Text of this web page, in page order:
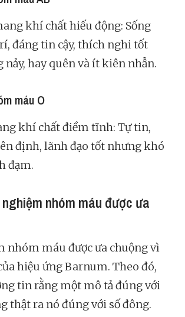
khí chất hiếu động: Sống
đáng tin cậy, thích nghi tốt
nảy, hay quên và ít kiên nhẫn.
máu O
khí chất điềm tĩnh: Tự tin,
định, lãnh đạo tốt nhưng khó
đạm.
nhóm máu được ưa
nhóm máu được ưa chuộng vì
hiệu ứng Barnum. Theo đó,
tin rằng một mô tả đúng với
thật ra nó đúng với số đông.